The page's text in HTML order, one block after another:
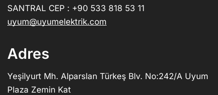
SANTRAL CEP : +90 533 818 53 11
uyum@uyumelektrik.com
Adres
Yeşilyurt Mh. Alparslan Türkeş Blv. No:242/A Uyum
Plaza Zemin Kat